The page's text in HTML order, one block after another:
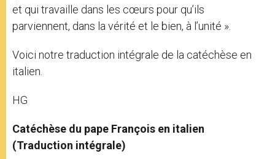
et qui travaille dans les cœurs pour qu’ils
parviennent, dans la vérité et le bien, à l’unité ».
Voici notre traduction intégrale de la catéchèse en
italien.
HG
Catéchèse du pape François en italien
(Traduction intégrale)